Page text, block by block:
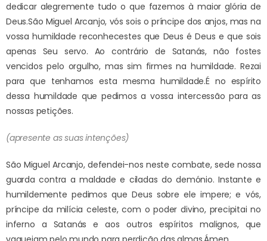
dedicar alegremente tudo o que fazemos à maior glória de
Deus.São Miguel Arcanjo, vós sois o príncipe dos anjos, mas na
vossa humildade reconhecestes que Deus é Deus e que sois
apenas Seu servo. Ao contrário de Satanás, não fostes
vencidos pelo orgulho, mas sim firmes na humildade. Rezai
para que tenhamos esta mesma humildade.É no espírito
dessa humildade que pedimos a vossa intercessão para as
nossas petições.
(apresente as suas intenções)
São Miguel Arcanjo, defendei-nos neste combate, sede nossa
guarda contra a maldade e ciladas do demónio. Instante e
humildemente pedimos que Deus sobre ele impere; e vós,
príncipe da milícia celeste, com o poder divino, precipitai no
inferno a Satanás e aos outros espíritos malignos, que